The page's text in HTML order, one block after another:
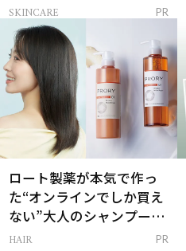
感ハリ肌」へ
SKINCARE PR
ロート製薬が本気で作っ
た“オンラインでしか買え
ない”大人のシャンプー＆
トリートメントって？
HAIR PR